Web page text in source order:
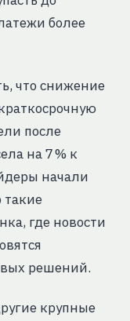
более
что снижение
после
на 7 % к
начали
где новости
решений.
крупные